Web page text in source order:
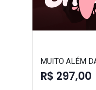
MUITO ALÉM
R$ 297,00